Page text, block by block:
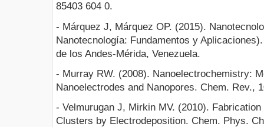
85403 604 0.
- Márquez J, Márquez OP. (2015).
Nanotecnología: Fundamentos y
de los Andes-Mérida, Venezuela.
- Murray RW. (2008). Nanoelectrochemistry:
Nanoelectrodes and Nanopores. Chem. Rev.,
- Velmurugan J, Mirkin MV. (2010).
Clusters by Electrodeposition. Chem. Phys.